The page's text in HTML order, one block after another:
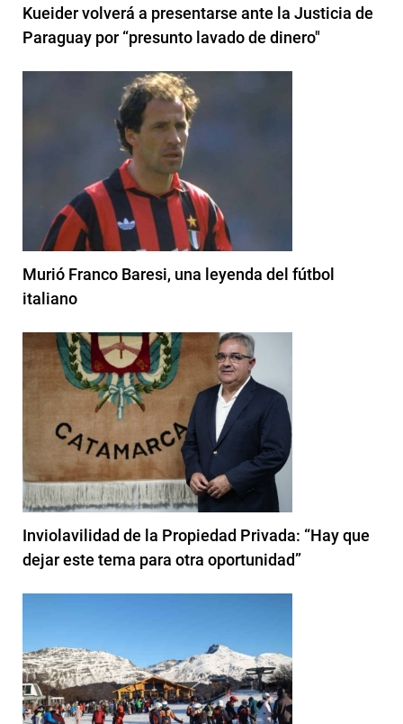
Kueider volverá a presentarse ante la Justicia de
Paraguay por “presunto lavado de dinero"
Murió Franco Baresi, una leyenda del fútbol
italiano
Inviolavilidad de la Propiedad Privada: “Hay que
dejar este tema para otra oportunidad”